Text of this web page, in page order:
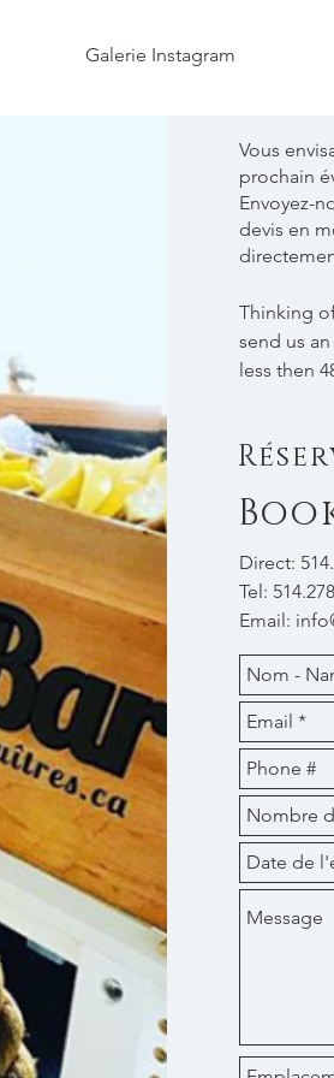
Galerie Instagram
Vous
prochain
Envoyez-
devis en
Thinking
send us
less then
Direct:
Tel:
Email: